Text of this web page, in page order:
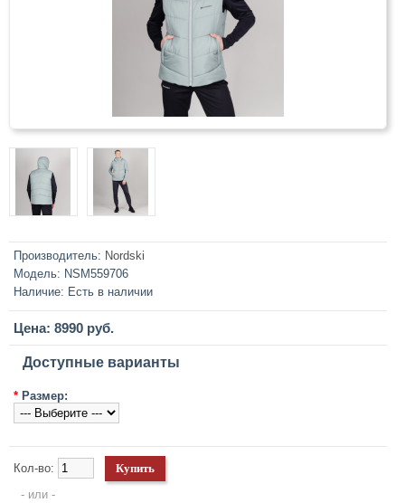
Производитель: Nordski
Модель: NSM559706
Наличие: Есть в наличии
Цена: 8990 руб.
Доступные варианты
* Размер:
Кол-во:
- или -